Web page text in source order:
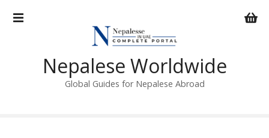
Nepalese Worldwide
Global Guides for Nepalese Abroad